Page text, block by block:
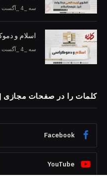
سه _4 _آگست _2026AH 4-8-2026AD
اسلام و
سه _4 _آگست _2026AH 4-8-2026AD
کلمات را در صفحات مجازی
Facebook
YouTube